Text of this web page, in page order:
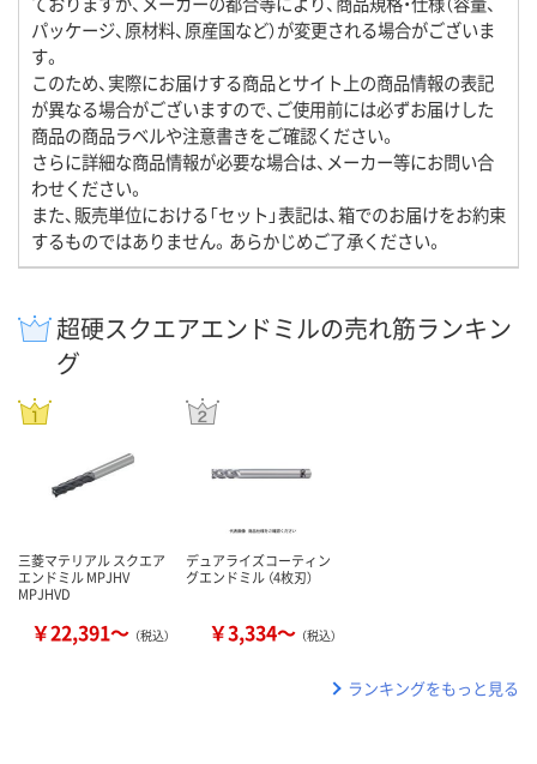
パッケージ、原材料、原産国など）が変更される場合がございま
す。
このため、実際にお届けする商品とサイト上の商品情報の表記
が異なる場合がございますので、ご使用前には必ずお届けした
商品の商品ラベルや注意書きをご確認ください。
さらに詳細な商品情報が必要な場合は、メーカー等にお問い合
わせください。
また、販売単位における「セット」表記は、箱でのお届けをお約束
するものではありません。あらかじめご了承ください。
超硬スクエアエンドミルの売れ筋ランキン
グ
三菱マテリアル スクエア
エンドミル MPJHV
MPJHVD
￥22,391～ （税込）
デュアライズコーティン
グエンドミル （4枚刃）
￥3,334～ （税込）
ランキングをもっと見る